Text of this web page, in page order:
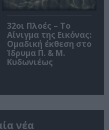
32οι Πλοές – Το
Αίνιγμα της Εικόνας:
Ομαδική έκθεση στο
Ίδρυμα Π. & Μ.
Κυδωνιέως
νέα